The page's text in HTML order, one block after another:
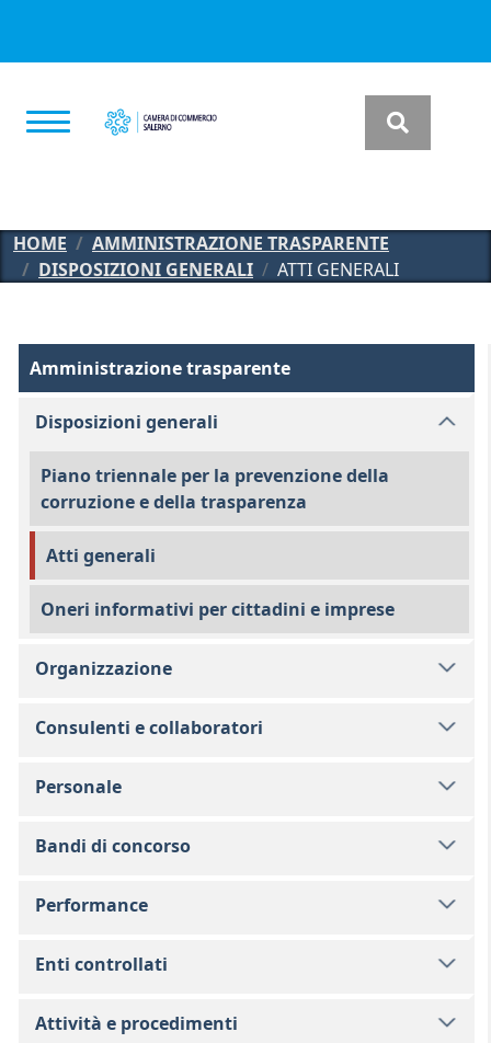
HOME
AMMINISTRAZIONE TRASPARENTE
DISPOSIZIONI GENERALI
ATTI GENERALI
Amministrazione Trasparente
Amministrazione trasparente
Disposizioni generali
Piano triennale per la prevenzione della
corruzione e della trasparenza
Atti generali
Oneri informativi per cittadini e imprese
Organizzazione
Consulenti e collaboratori
Personale
Bandi di concorso
Performance
Enti controllati
Attività e procedimenti